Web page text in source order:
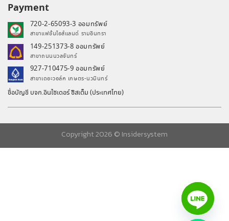
Payment
720-2-65093-3 ออมทรัพย์
สาขาแฟชั่นไอส์แลนด์ รามอินทรา
149-251373-8 ออมทรัพย์
สาขาถนนนวลจันทร์
927-710475-9 ออมทรัพย์
สาขาเดอะวอล์ค เกษตร-นวมินทร์
ชื่อบัญชี บจก.อินไซเดอร์ ซิสเต็ม (ประเทศไทย)
Copyright 2026 © Insidersystem